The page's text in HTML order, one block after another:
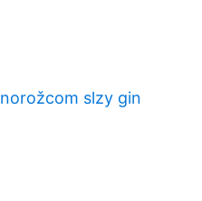
slzy gin